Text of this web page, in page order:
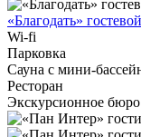
«Благодать»
Wi-fi
Парковка
Сауна с мини-
Ресторан
Экскурсионное бюро